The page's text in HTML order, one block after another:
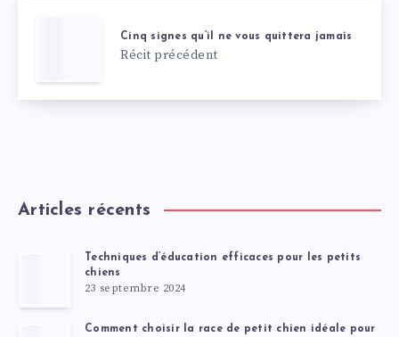
Cinq signes qu’il ne vous quittera jamais
Récit précédent
Articles récents
Techniques d’éducation efficaces pour les petits
chiens
23 septembre 2024
Comment choisir la race de petit chien idéale pour